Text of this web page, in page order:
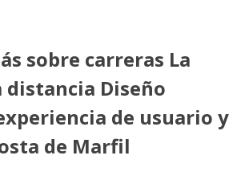
sobre carreras La
distancia Diseño
de usuario y
de Marfil